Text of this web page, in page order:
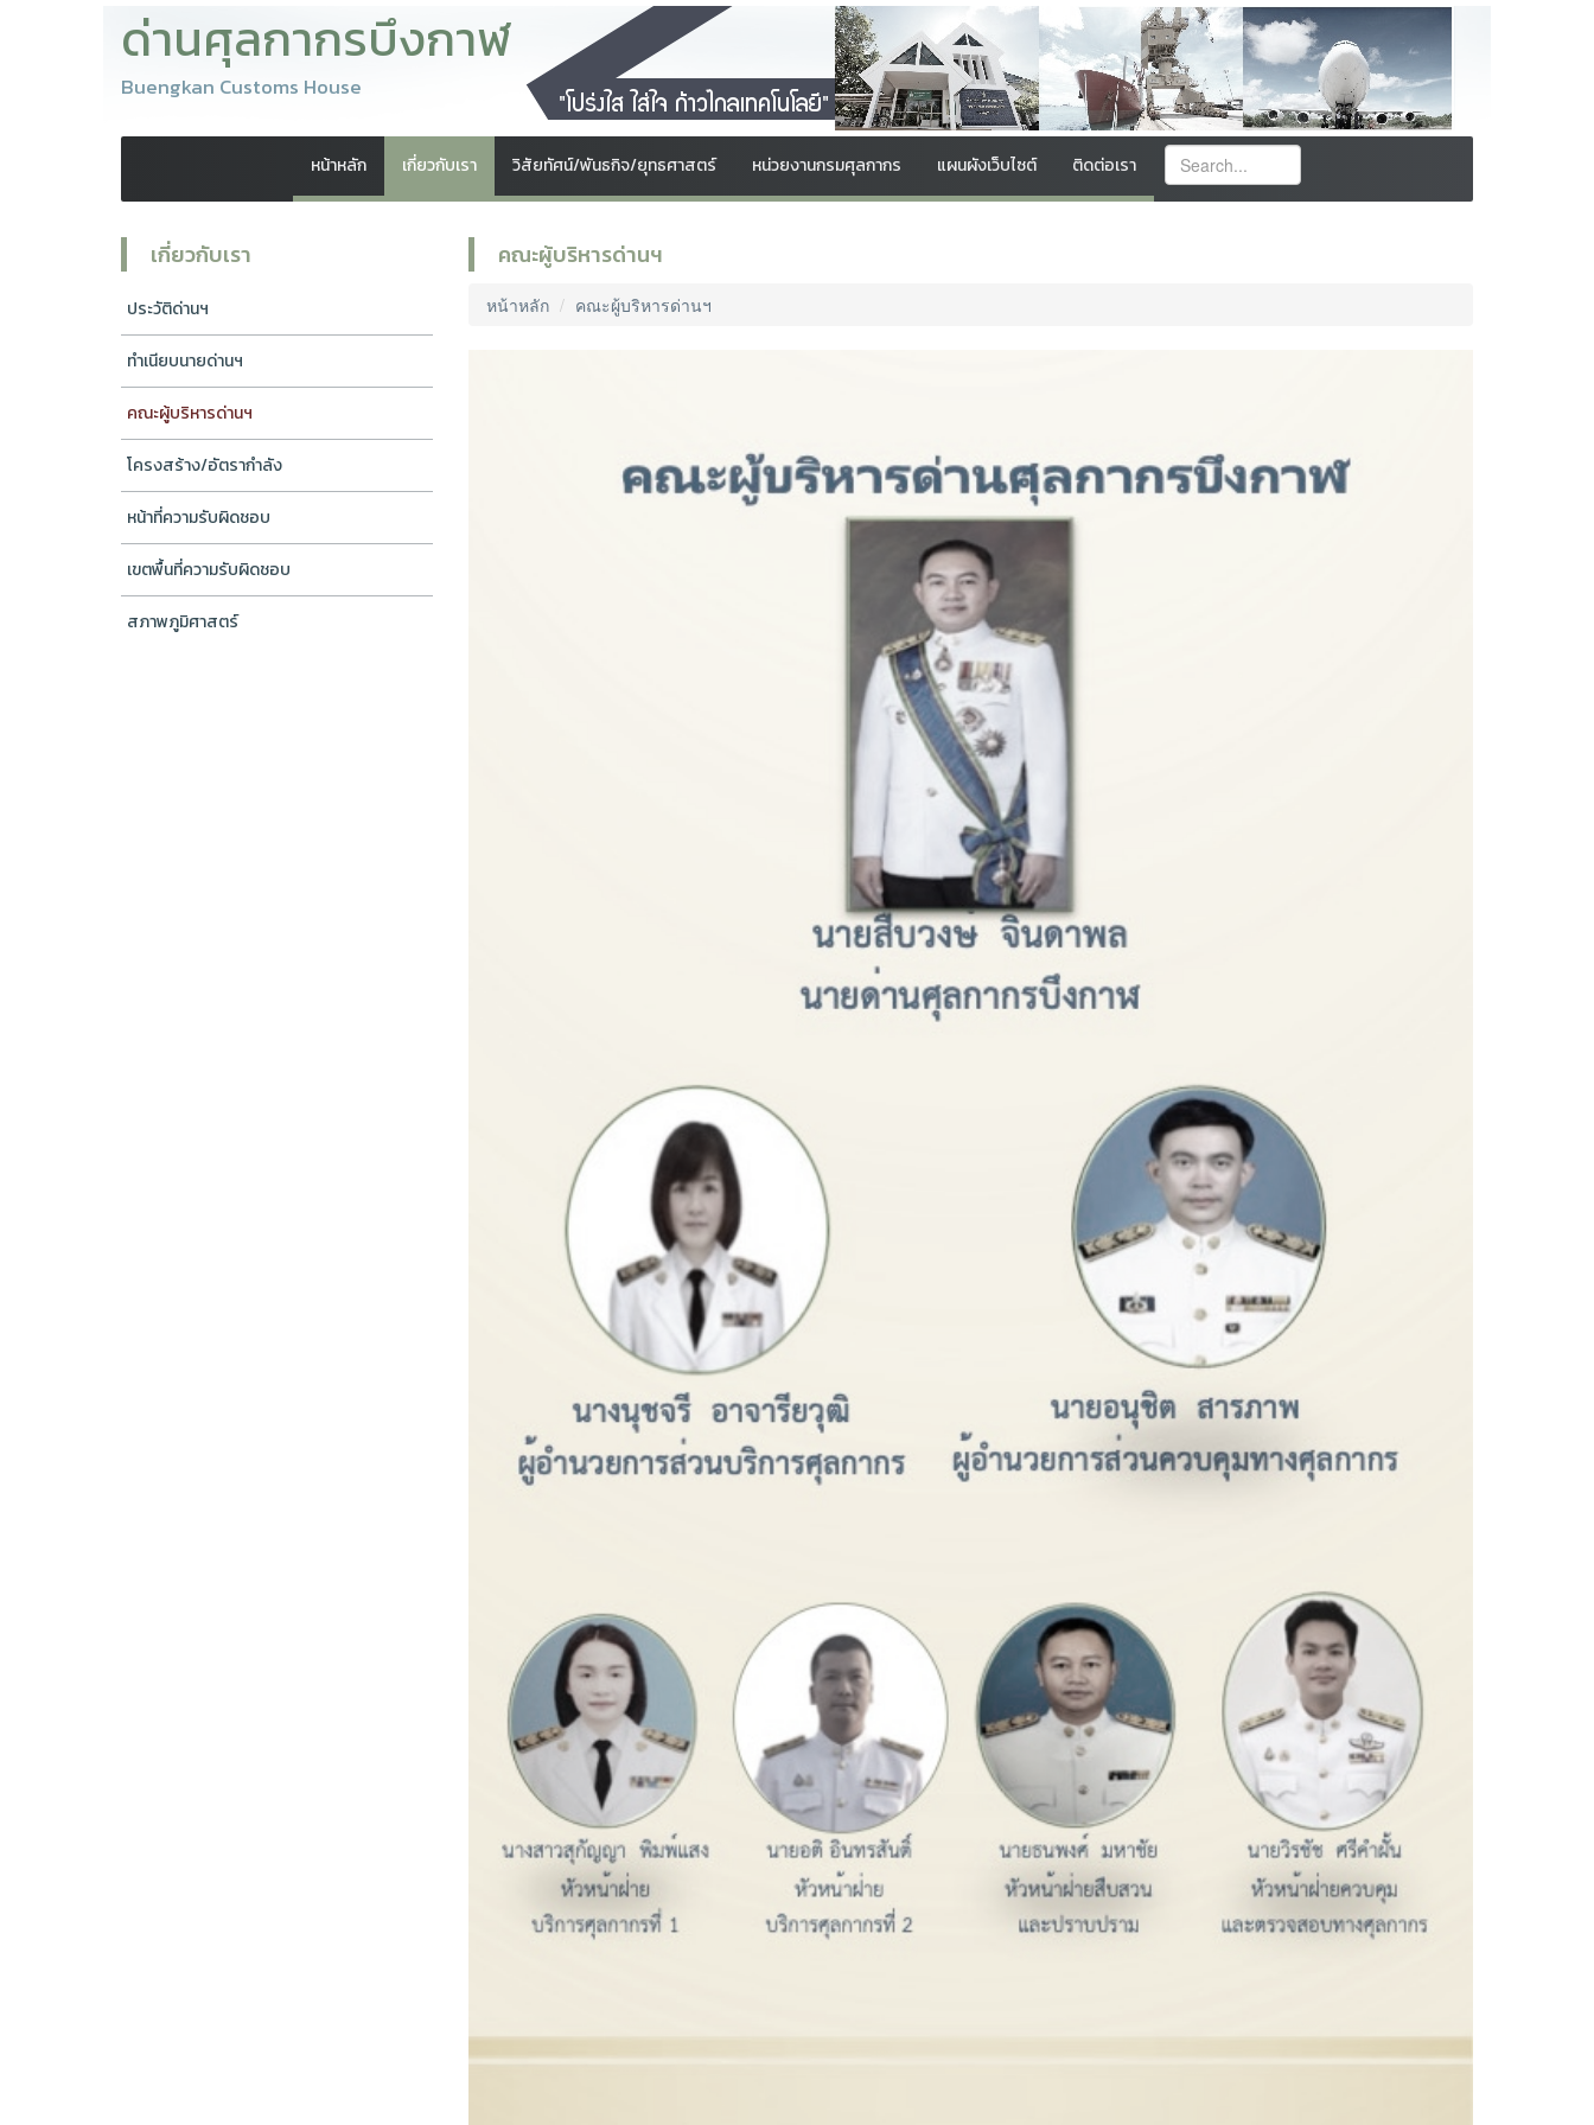
ด่านศุลกากรบึงกาฬ
Buengkan Customs House
หน้าหลัก เกี่ยวกับเรา วิสัยทัศน์/พันธกิจ/ยุทธศาสตร์ หน่วยงานกรมศุลกากร แผนผังเว็บไซต์ ติดต่อเรา
เกี่ยวกับเรา
ประวัติด่านฯ
ทำเนียบนายด่านฯ
คณะผู้บริหารด่านฯ
โครงสร้าง/อัตรากำลัง
หน้าที่ความรับผิดชอบ
เขตพื้นที่ความรับผิดชอบ
สภาพภูมิศาสตร์
คณะผู้บริหารด่านฯ
หน้าหลัก คณะผู้บริหารด่านฯ